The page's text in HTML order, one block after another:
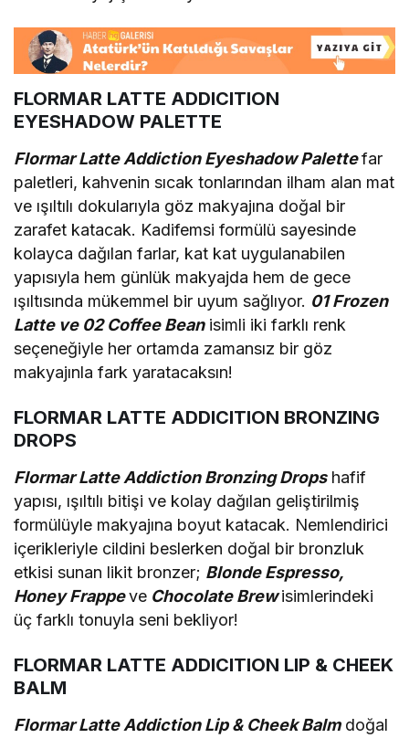
FLORMAR LATTE ADDICITION
EYESHADOW PALETTE
Flormar Latte Addiction Eyeshadow Palettefar
paletleri, kahvenin sıcak tonlarından ilham alan mat
ve ışıltılı dokularıyla göz makyajına doğal bir
zarafet katacak. Kadifemsi formülü sayesinde
kolayca dağılan farlar, kat kat uygulanabilen
yapısıyla hem günlük makyajda hem de gece
ışıltısında mükemmel bir uyum sağlıyor. 01 Frozen
Latte ve 02 Coffee Beanisimli iki farklı renk
seçeneğiyle her ortamda zamansız bir göz
makyajınla fark yaratacaksın!
FLORMAR LATTE ADDICITION BRONZING
DROPS
Flormar Latte Addiction Bronzing Dropshafif
yapısı, ışıltılı bitişi ve kolay dağılan geliştirilmiş
formülüyle makyajına boyut katacak. Nemlendirici
içerikleriyle cildini beslerken doğal bir bronzluk
etkisi sunan likit bronzer; Blonde Espresso,
Honey Frappeve Chocolate Brewisimlerindeki
üç farklı tonuyla seni bekliyor!
FLORMAR LATTE ADDICITION LIP & CHEEK
BALM
Flormar Latte Addiction Lip & Cheek Balmdoğal